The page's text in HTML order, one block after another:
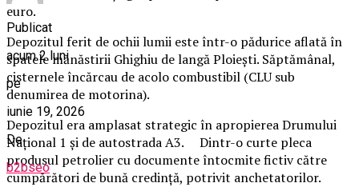
euro.
Depozitul ferit de ochii lumii este într-o pădurice aflată în
spatele mănăstirii Ghighiu de langă Ploiești. Săptămânal,
cisternele încărcau de acolo combustibil (CLU sub
denumirea de motorina).
Depozitul era amplasat strategic în apropierea Drumului
Național 1 și de autostrada A3. Dintr-o curte pleca
produsul petrolier cu documente întocmite fictiv către
cumpărători de bună credință, potrivit anchetatorilor.
Publicat
acum 2 luni
pe
iunie 19, 2026
De
b2bseo